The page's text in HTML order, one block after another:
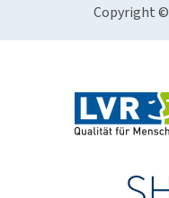
Copyright ©